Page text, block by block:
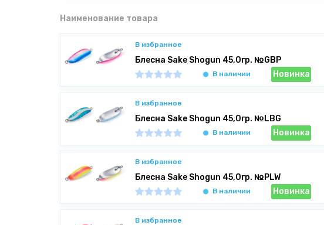
Наименование товара
В избранное
Блесна Sake Shogun 45,0гр. №GBP
В наличии Новинка
В избранное
Блесна Sake Shogun 45,0гр. №LBG
В наличии Новинка
В избранное
Блесна Sake Shogun 45,0гр. №PLW
В наличии Новинка
В избранное